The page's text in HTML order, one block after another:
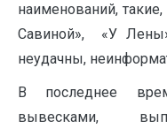
наименований,
Савиной», «У
неудачны,
В последнее
вывесками,